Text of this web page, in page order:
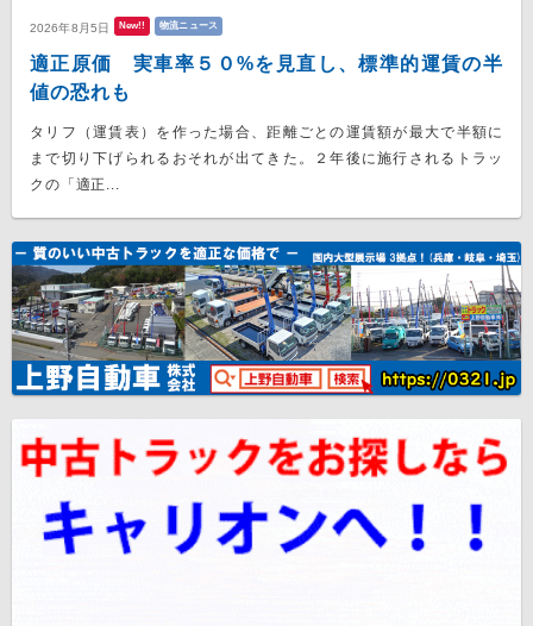
2026年8月5日 New!! 物流ニュース
適正原価 実車率５０%を見直し、標準的運賃の半
値の恐れも
タリフ（運賃表）を作った場合、距離ごとの運賃額が最大で半額に
まで切り下げられるおそれが出てきた。２年後に施行されるトラッ
クの「適正...